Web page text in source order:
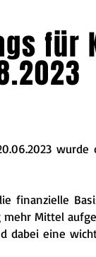
für
finanzielle
Mittel
dabei eine